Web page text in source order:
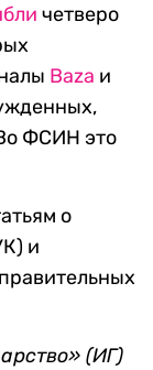
четверо
Baza и
ФСИН это
о
и
(ИГ)